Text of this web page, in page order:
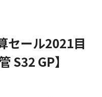
セール2021目
GP】